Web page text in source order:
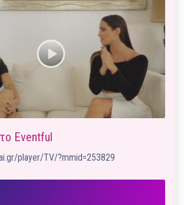
Eventful
player/TV/?mmid=253829